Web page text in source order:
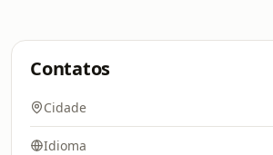
Contatos
Cidade
Idioma